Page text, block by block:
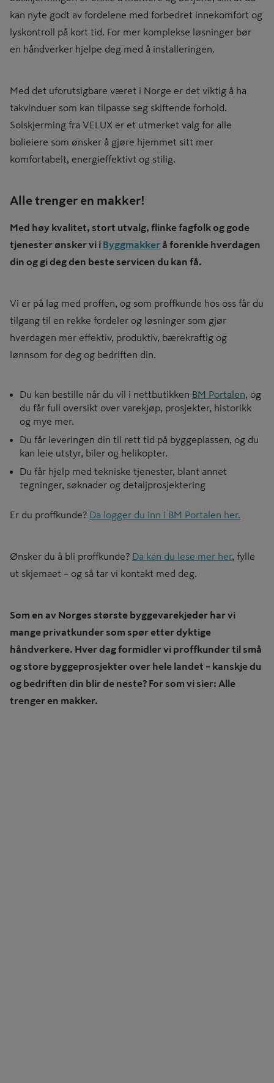
kan nyte godt av fordelene med forbedret innekomfort og
lyskontroll på kort tid. For mer komplekse løsninger bør
en håndverker hjelpe deg med å installeringen.
Med det uforutsigbare været i Norge er det viktig å ha
takvinduer som kan tilpasse seg skiftende forhold.
Solskjerming fra VELUX er et utmerket valg for alle
bolieiere som ønsker å gjøre hjemmet sitt mer
komfortabelt, energieffektivt og stilig.
Alle trenger en makker!
Med høy kvalitet, stort utvalg, flinke fagfolk og gode
tjenester ønsker vi i Byggmakkerå forenkle hverdagen
din og gi deg den beste servicen du kan få.
Vi er på lag med proffen, og som proffkunde hos oss får du
tilgang til en rekke fordeler og løsninger som gjør
hverdagen mer effektiv, produktiv, bærekraftig og
lønnsom for deg og bedriften din.
Du kan bestille når du vil i nettbutikken BM Portalen, og
du får full oversikt over varekjøp, prosjekter, historikk
og mye mer.
Du får leveringen din til rett tid på byggeplassen, og du
kan leie utstyr, biler og helikopter.
Du får hjelp med tekniske tjenester, blant annet
tegninger, søknader og detaljprosjektering
Er du proffkunde? Da logger du inn i BM Portalen her.
Ønsker du å bli proffkunde? Da kan du lese mer her, fylle
ut skjemaet – og så tar vi kontakt med deg.
Som en av Norges største byggevarekjeder har vi
mange privatkunder som spør etter dyktige
håndverkere. Hver dag formidler vi proffkunder til små
og store byggeprosjekter over hele landet – kanskje du
og bedriften din blir de neste? For som vi sier: Alle
trenger en makker.